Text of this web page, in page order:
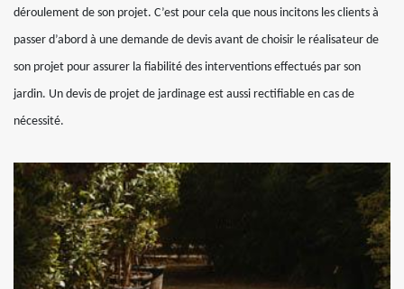
déroulement de son projet. C’est pour cela que nous incitons les clients à
passer d’abord à une demande de devis avant de choisir le réalisateur de
son projet pour assurer la fiabilité des interventions effectués par son
jardin. Un devis de projet de jardinage est aussi rectifiable en cas de
nécessité.